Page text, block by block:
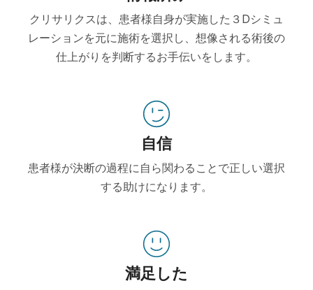
クリサリクスは、患者様自身が実施した３Dシミュ
レーションを元に施術を選択し、想像される術後の
仕上がりを判断するお手伝いをします。
自信
患者様が決断の過程に自ら関わることで正しい選択
する助けになります。
満足した